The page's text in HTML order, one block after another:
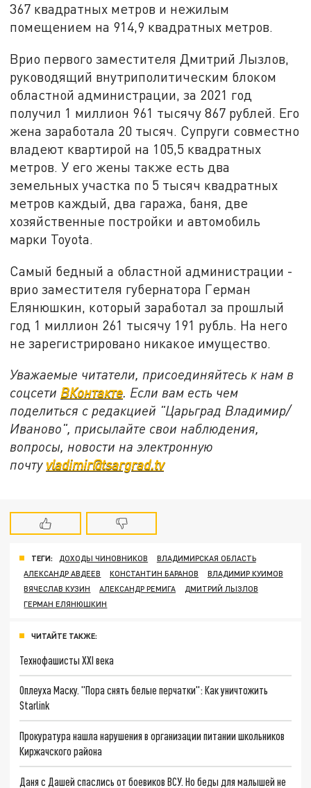
367 квадратных метров и нежилым
помещением на 914,9 квадратных метров.
Врио первого заместителя Дмитрий Лызлов,
руководящий внутриполитическим блоком
областной администрации, за 2021 год
получил 1 миллион 961 тысячу 867 рублей. Его
жена заработала 20 тысяч. Супруги совместно
владеют квартирой на 105,5 квадратных
метров. У его жены также есть два
земельных участка по 5 тысяч квадратных
метров каждый, два гаража, баня, две
хозяйственные постройки и автомобиль
марки Toyota.
Самый бедный а областной администрации -
врио заместителя губернатора Герман
Елянюшкин, который заработал за прошлый
год 1 миллион 261 тысячу 191 рубль. На него
не зарегистрировано никакое имущество.
Уважаемые читатели, присоединяйтесь к нам в
соцсети ВКонтакте. Если вам есть чем
поделиться с редакцией "Царьград Владимир/
Иваново", присылайте свои наблюдения,
вопросы, новости на электронную
почту vladimir@tsargrad.tv
ТЕГИ: ДОХОДЫ ЧИНОВНИКОВ
ВЛАДИМИРСКАЯ ОБЛАСТЬ
АЛЕКСАНДР АВДЕЕВ
КОНСТАНТИН БАРАНОВ
ВЛАДИМИР КУИМОВ
ВЯЧЕСЛАВ КУЗИН
АЛЕКСАНДР РЕМИГА
ДМИТРИЙ ЛЫЗЛОВ
ГЕРМАН ЕЛЯНЮШКИН
ЧИТАЙТЕ ТАКЖЕ:
Технофашисты XXI века
Оплеуха Маску. "Пора снять белые перчатки": Как уничтожить
Starlink
Прокуратура нашла нарушения в организации питании школьников
Киржачского района
Даня с Дашей спаслись от боевиков ВСУ. Но беды для малышей не